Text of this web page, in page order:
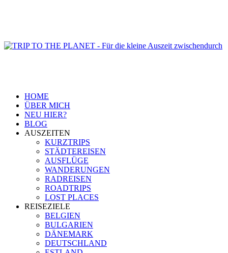
HOME
ÜBER MICH
NEU HIER?
BLOG
AUSZEITEN
KURZTRIPS
STÄDTEREISEN
AUSFLÜGE
WANDERUNGEN
RADREISEN
ROADTRIPS
LOST PLACES
REISEZIELE
BELGIEN
BULGARIEN
DÄNEMARK
DEUTSCHLAND